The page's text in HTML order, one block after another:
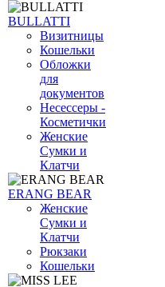
BULLATTI
Визитницы
Кошельки
Обложки
для
документов
Несессеры -
Косметички
Женские
Сумки и
Клатчи
ERANG BEAR
Женские
Сумки и
Клатчи
Рюкзаки
Кошельки